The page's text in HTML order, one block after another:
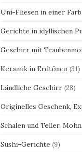
Uni-Fliesen in einer
Gerichte in idyllischen
Geschirr mit
Keramik in Erdtönen (31)
Ländliche Geschirr (28)
Originelles Geschenk,
Schalen und Teller,
Sushi-Gerichte (9)